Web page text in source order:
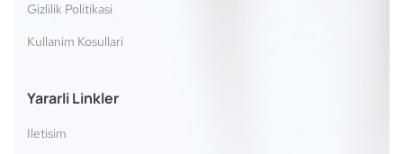
Gizlilik Politikasi
Kullanim Kosullari
Yararli Linkler
Iletisim